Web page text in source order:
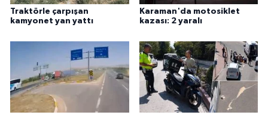
Traktörle çarpışan
kamyonet yan yattı
Karaman'da motosiklet
kazası: 2 yaralı